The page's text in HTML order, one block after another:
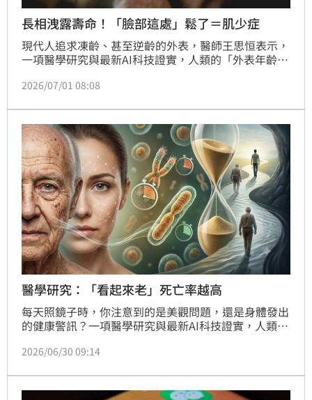
長相洩露壽命！「臉部這處」鬆了＝肌少症
現代人追求凍齡、甚至逆齡的外表，醫師王思恒表示，
一項醫學研究與最新AI科技證實，人類的「外表年齡」
報告，甚至能精準預測一個人的剩餘壽命。他舉例，從
關。
2026/07/01 08:08
醫學研究：「看起來老」死亡率越高
每天照鏡子時，你注意到的是美觀問題，還是身體發出
的健康警訊？一項醫學研究與最新AI科技證實，人類的
日更新的體檢報告，甚至能精準預測一個人的剩餘壽
2026/06/30 09:14